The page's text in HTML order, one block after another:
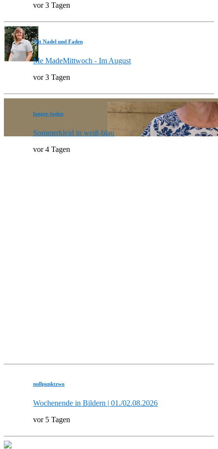
vor 3 Tagen
Mit Nadel und Faden
Me MadeMittwoch - Im August
vor 3 Tagen
langer-faden
Sommerkleid in weiß-blau
vor 4 Tagen
nullpunktzwo
Wochenende in Bildern | 01./02.08.2026
vor 5 Tagen